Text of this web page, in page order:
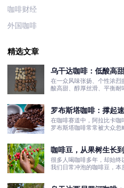
咖啡财经
外国咖啡
精选文章
乌干达咖啡：低酸高
粮豆
在一众风味张扬、个性浓
酸高甜、醇厚丝滑、平衡耐
罗布斯塔咖啡：撑起
在咖啡赛道中，阿拉比卡
罗布斯塔咖啡常常被大众忽
咖啡豆，从果树生长
很多人喝咖啡多年，却始
我们日常冲泡的咖啡豆，本